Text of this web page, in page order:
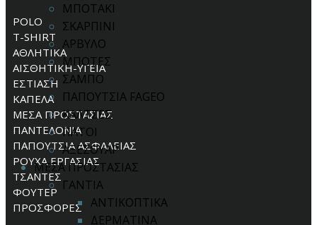
ΜΠΟΤΑΚΙ
ΣΚΑΡΠΙΝΙ
ΑΡΒΥΛΟ
ΜΠΟΤΕΣ
ΣΑΜΠΟ
ΠΑΠΟΥΤΣΙΑ FAGEO
ΚΑΛΤΣΕΣ
ΠΑΤΟΙ
ΑΞΕΣΟΥΑΡ
ΜΕΣΑ ΠΡΟΣΤΑΣΙΑΣ
ΓΑΝΤΙΑ
ΑΝΤΙΚΟΠΤΙΚΑ
ΔΕΡΜΑΤΙΝΑ
POLO
T-SHIRT
ΑΘΛΗΤΙΚΑ
ΑΙΣΘΗΤΙΚΗ-ΥΓΕΙΑ
ΕΣΤΙΑΣΗ
ΚΑΠΕΛΑ
ΜΕΣΑ ΠΡΟΣΤΑΣΙΑΣ
ΠΑΝΤΕΛΟΝΙΑ
ΠΑΠΟΥΤΣΙΑ ΑΣΦΑΛΕΙΑΣ
ΡΟΥΧΑ ΕΡΓΑΣΙΑΣ
ΤΣΑΝΤΕΣ
ΦΟΥΤΕΡ
ΠΡΟΣΦΟΡΕΣ